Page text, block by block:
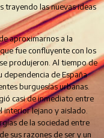
trayendo las nuevas ideas
aproximarnos a la
fue confluyente con los
produjeron. Al tiempo de
dependencia de España
burguesías urbanas.
casi de inmediato entre
interior lejano y aislado.
de la sociedad entre
sus razones de ser y un